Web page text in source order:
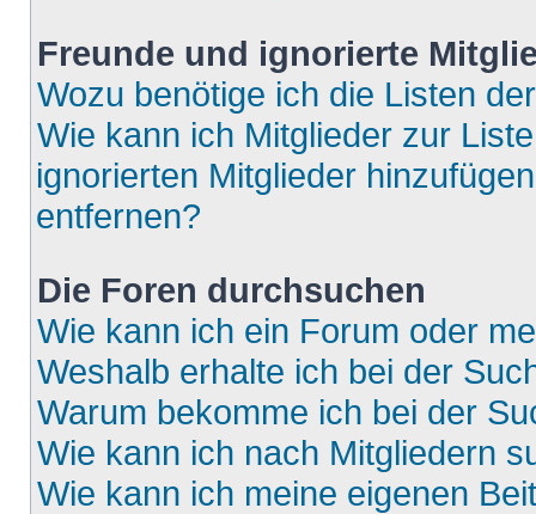
Freunde und ignorierte
Wozu benötige ich die Listen
Wie kann ich Mitglieder zur
ignorierten Mitglieder
entfernen?
Die Foren durchsuchen
Wie kann ich ein Forum oder
Weshalb erhalte ich bei der
Warum bekomme ich bei der
Wie kann ich nach Mitgliedern
Wie kann ich meine eigenen